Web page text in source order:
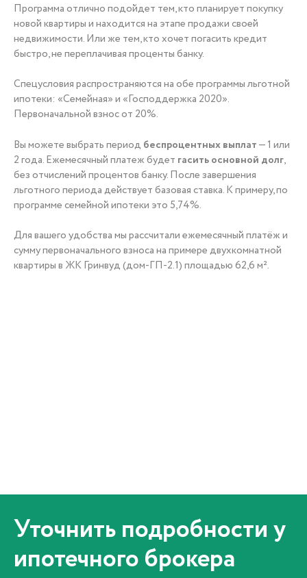
+7 (3452) 56-10-56
Заказать звонок
Программа отлично подойдет тем, кто планирует покупку
новой квартиры и находится на этапе продажи своей
недвижимости. Или же тем, кто хочет погасить кредит
быстро, не переплачивая проценты банку.
Спецусловия распространяются на обе программы льготной
ипотеки: «Семейная» и «Господдержка 2020».
Первоначальной взнос от 20%.
Вы можете выбрать период беспроцентных выплат— 1 или
2 года. Ежемесячный платеж будет гасить основной долг,
без отчислений процентов банку. После завершения
льготного периода действует базовая ставка. К примеру, по
программе семейной ипотеки это 5,74%.
Для вашего удобства мы рассчитали ежемесячный платёж и
сумму первоначального взноса на примере двухкомнатной
квартиры в ЖК Гринвуд (дом-ГП-2.1) площадью 62,6 м².
Уточнить подробности у
ипотечного брокера